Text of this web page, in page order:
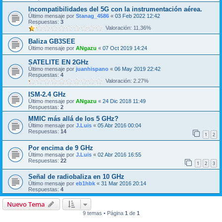
Incompatibilidades del 5G con la instrumentación aérea.
Último mensaje por Stanag_4586 « 03 Feb 2022 12:42
Respuestas: 3
Valoración: 11.36%
Baliza GB3SEE
Último mensaje por ANgazu « 07 Oct 2019 14:24
SATELITE EN 2GHz
Último mensaje por juanhispano « 06 May 2019 22:42
Respuestas: 4
Valoración: 2.27%
ISM-2.4 GHz
Último mensaje por ANgazu « 24 Dic 2018 11:49
Respuestas: 2
MMIC más allá de los 5 GHz?
Último mensaje por J.Luis « 05 Abr 2016 00:04
Respuestas: 14 1 2
Por encima de 9 GHz
Último mensaje por J.Luis « 02 Abr 2016 16:55
Respuestas: 22 1 2 3
Señal de radiobaliza en 10 GHz
Último mensaje por eb1hbk « 31 Mar 2016 20:14
Respuestas: 4
Nuevo Tema
9 temas • Página 1de 1